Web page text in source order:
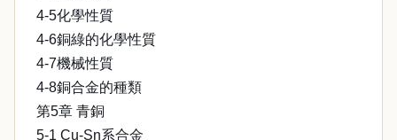
4-5化學性質
4-6銅綠的化學性質
4-7機械性質
4-8銅合金的種類
第5章 青銅
5-1 Cu-Sn系合金